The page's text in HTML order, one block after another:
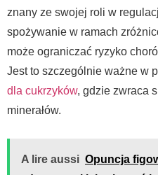
znany ze swojej roli w
spożywanie w ramach
może ograniczać ryzyko
Jest to szczególnie ważne w
dla cukrzyków, gdzie zwraca
minerałów.
A lire aussi Opuncja